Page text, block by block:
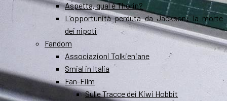
Aspetta, qual è Thorin?
L’opportunità perduta da Jackson: la morte
dei nipoti
Fandom
Associazioni Tolkieniane
Smial in Italia
Fan-Film
Sulle Tracce dei Kiwi Hobbit